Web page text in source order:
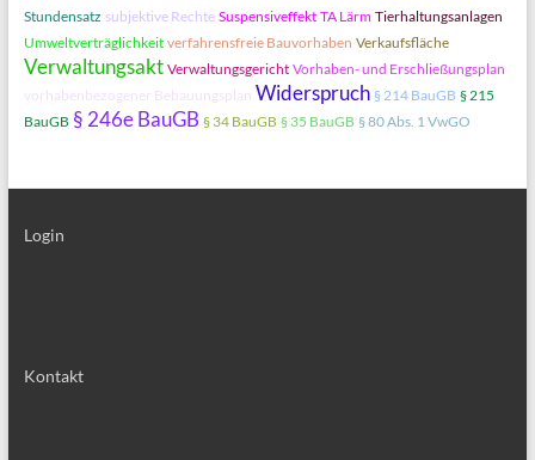
Stundensatz subjektive Rechte Suspensiveffekt TA Lärm Tierhaltungsanlagen
Umweltverträglichkeit verfahrensfreie Bauvorhaben Verkaufsfläche
Verwaltungsakt Verwaltungsgericht Vorhaben- und Erschließungsplan
vorhabenbezogener Bebauungsplan Widerspruch § 214 BauGB § 215
BauGB § 246e BauGB § 34 BauGB § 35 BauGB § 80 Abs. 1 VwGO
Login
Kontakt